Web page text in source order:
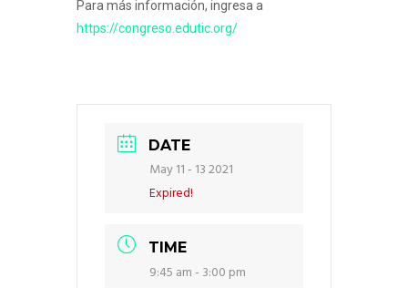
Para más información, ingresa a
https://congreso.edutic.org/
DATE
May 11 - 13 2021
Expired!
TIME
9:45 am - 3:00 pm